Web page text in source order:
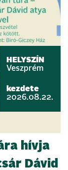
HELYSZÍN
Veszprém
kezdete
2026.08.22.
hívja
Dávid